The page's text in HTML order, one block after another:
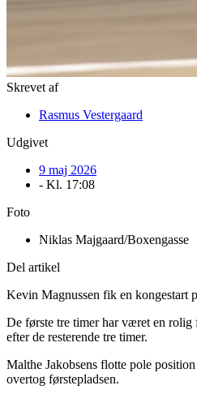
Skrevet af
Rasmus Vestergaard
Udgivet
9 maj 2026
- Kl. 17:08
Foto
Niklas Majgaard/Boxengasse
Del artikel
Kevin Magnussen fik en kongestart
De første tre timer har været en rolig
efter de resterende tre timer.
Malthe Jakobsens flotte pole
overtog førstepladsen.